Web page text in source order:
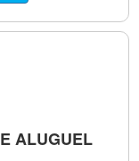
ALUGUEL